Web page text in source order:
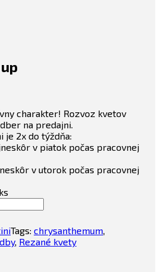
charakter! Rozvoz kvetov
na predajni.
je 2x do týždňa:
v piatok počas pracovnej
v utorok počas pracovnej
Tags: chrysanthemum,
, Rezané kvety